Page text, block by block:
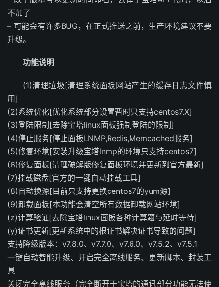
不加了
– 可能会有许多BUG，在正式推送之前，生产环境建议不要
升级。
功能说明
(1)清理垃圾[清理系统面板网站产生的缓存日志文件慎
用]
(2)系统优化[优化系统部分设置暂时只支持centos7.X]
(3)登陆限制[去除宝塔linux面板强制登陆的限制]
(4)停止服务[停止面板LNMP,Redis,Memcached服务]
(5)修复环境[安装升级宝塔lnmp的环境只支持centos7]
(6)修复面板[清理破解版修复面板环境并更新到官方最新]
(7)挂载磁盘[官方的一键自动挂载工具]
(8)自动换源[目前只支持更换centos7的yum源]
(9)卸载面板[本功能会清空所有数据卸载网站环境]
(z)计算验证[去除宝塔linux面板各种计算题与延时等待]
(y)证书更新[更新系统中的根证书解决证书导致的问题]
支持降级版本：v7.8.0、v7.7.0、v7.6.0、v7.5.2、v7.5.1
一键自动智能升级、开启完全离线服务、更新脚本、封装工
具
关闭完全离线服务（完全断开于宝塔的通讯部分功能无法使